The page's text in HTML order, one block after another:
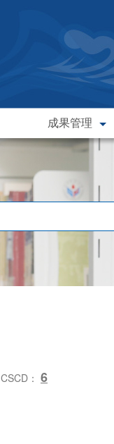
成果管理
CSCD： 6